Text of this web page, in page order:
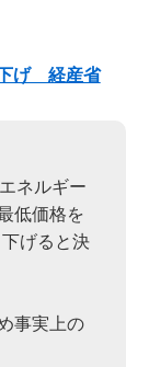
下げ 経産省
ネルギー
低価格を
げると決
事実上の